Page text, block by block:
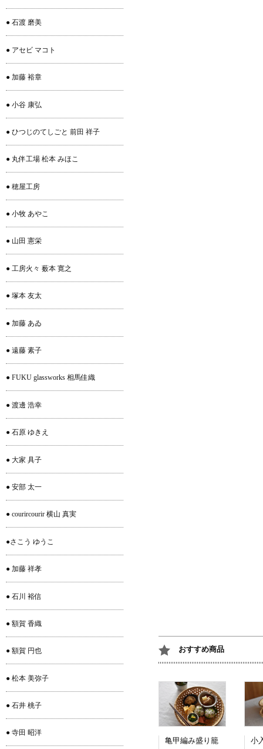
おすすめ商品
亀甲編み盛り籠
● 石渡 磨美
● アセビ マコト
● 加藤 裕章
● 小谷 康弘
● ひつじのてしごと 前田 祥子
● 丸伴工場 松本 みほこ
● 穂屋工房
● 小牧 あやこ
● 山田 憲栄
● 工房火々 薮本 寛之
● 塚本 友太
● 加藤 あゐ
● 遠藤 素子
● FUKU glassworks 相馬佳織
● 渡邊 浩幸
● 石原 ゆきえ
● 大家 具子
● 安部 太一
● courircourir 横山 真実
●さこう ゆうこ
● 加藤 祥孝
● 石川 裕信
● 額賀 香織
● 額賀 円也
● 松本 美弥子
● 石井 桃子
● 寺田 昭洋